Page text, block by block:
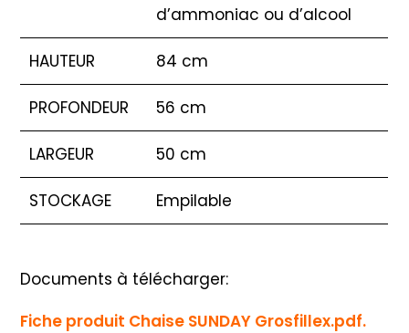
d’ammoniac ou d’alcool
HAUTEUR 84 cm
PROFONDEUR 56 cm
LARGEUR 50 cm
STOCKAGE Empilable
Documents à télécharger:
Fiche produit Chaise SUNDAY Grosfillex.pdf.